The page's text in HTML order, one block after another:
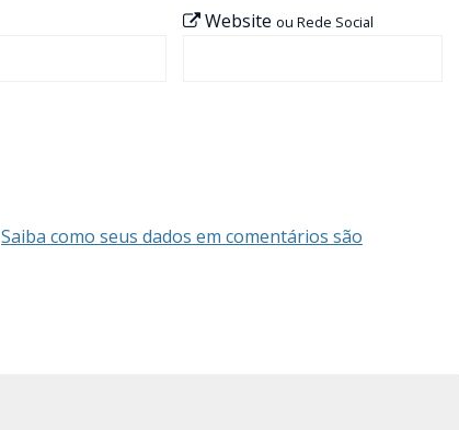
Website ou Rede Social
Saiba como seus dados em comentários são